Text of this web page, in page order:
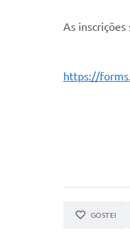
As
https://
GOSTEI